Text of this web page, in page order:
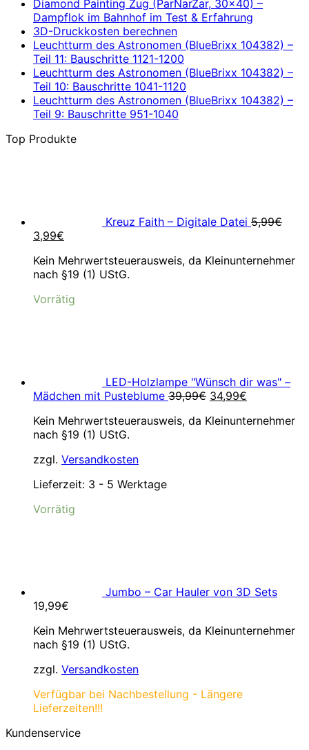
Diamond Painting Zug (ParNarZar, 30×40) –
Dampflok im Bahnhof im Test & Erfahrung
3D-Druckkosten berechnen
Leuchtturm des Astronomen (BlueBrixx 104382) –
Teil 11: Bauschritte 1121-1200
Leuchtturm des Astronomen (BlueBrixx 104382) –
Teil 10: Bauschritte 1041-1120
Leuchtturm des Astronomen (BlueBrixx 104382) –
Teil 9: Bauschritte 951-1040
Top Produkte
Kreuz Faith – Digitale Datei 5,99€
Ursprünglicher
war:
5,99€
3,99€
ist:
3,99€.
Kein Mehrwertsteuerausweis, da Kleinunternehmer
nach §19 (1) UStG.
Vorrätig
LED-Holzlampe "Wünsch dir was" –
Mädchen mit Pusteblume 39,99€ Ursprünglicher
war:
34,99€
ist:
Kein Mehrwertsteuerausweis, da Kleinunternehmer
nach §19 (1) UStG.
zzgl. Versandkosten
Lieferzeit: 3 - 5 Werktage
Vorrätig
Jumbo – Car Hauler von 3D Sets
19,99€
Kein Mehrwertsteuerausweis, da Kleinunternehmer
nach §19 (1) UStG.
zzgl. Versandkosten
Verfügbar bei Nachbestellung - Längere
Lieferzeiten!!!
Kundenservice